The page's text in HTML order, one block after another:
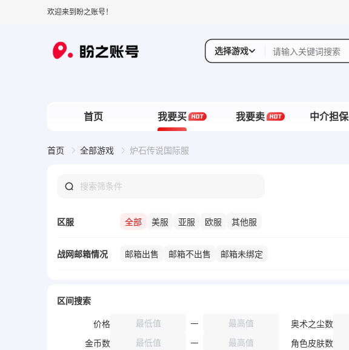
欢迎来到盼之账号！
选择游戏
首页 我要买 我要卖 中介担保
首页 全部游戏 炉石传说国际服
区服 全部 美服 亚服 欧服 其他服
战网邮箱情况 邮箱出售 邮箱不出售 邮箱未绑定
区间搜索
价格 奥术之尘数
金币数
角色皮肤数